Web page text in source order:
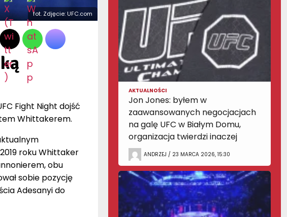
fot. Zdjęcie: UFC.com
Fight Night dojść
Whittakerem.
roku Whittaker
obu
sobie pozycję
Adesanyi do
AKTUALNOŚCI
Jon Jones: byłem w
zaawansowanych negocjacjach
na galę UFC w Białym Domu,
organizacja twierdzi inaczej
ANDRZEJ / 23 MARCA 2026, 15:30